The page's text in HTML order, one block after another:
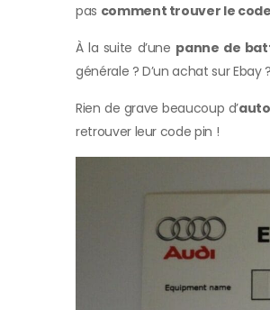
pas comment trouver le
À la suite d’une panne de
générale ? D’un achat sur Ebay ?
Rien de grave beaucoup d’
retrouver leur code pin !